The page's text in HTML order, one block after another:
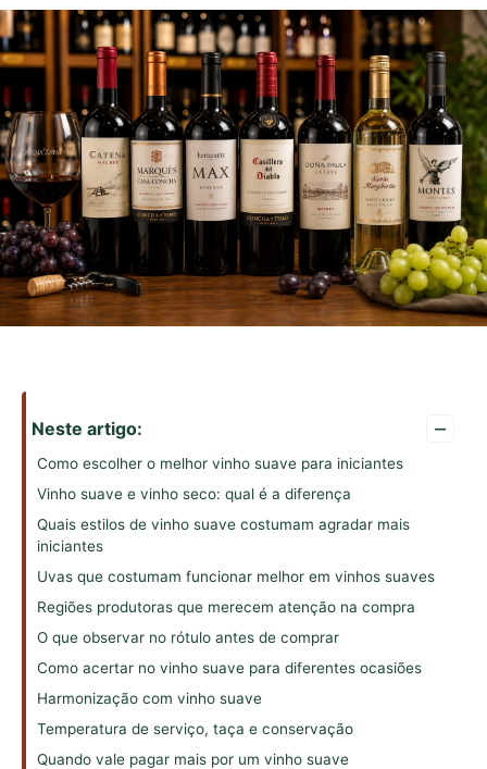
Neste artigo: –
Como escolher o melhor vinho suave para iniciantes
Vinho suave e vinho seco: qual é a diferença
Quais estilos de vinho suave costumam agradar mais
iniciantes
Uvas que costumam funcionar melhor em vinhos suaves
Regiões produtoras que merecem atenção na compra
O que observar no rótulo antes de comprar
Como acertar no vinho suave para diferentes ocasiões
Harmonização com vinho suave
Temperatura de serviço, taça e conservação
Quando vale pagar mais por um vinho suave